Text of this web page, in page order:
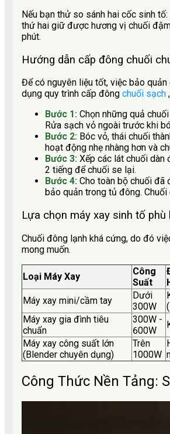
Nếu bạn thử so sánh hai cốc sinh
thứ hai giữ được hương vị chuối
phút.
Hướng dẫn cấp đông chuối
Để có nguyên liệu tốt, việc bảo quản
dụng quy trình cấp đông chuối sạch
Bước 1: Chọn những quả
Rửa sạch vỏ ngoài trước khi
Bước 2: Bóc vỏ, thái chuối
hoạt động nhẹ nhàng hơn và
Bước 3: Xếp các lát chuối dàn
2 tiếng để chuối se lại.
Bước 4: Cho toàn bộ chuối đã
bảo quản trong tủ đông.
Lựa chọn máy xay sinh tố
Chuối đông lạnh khá cứng, do đó
mong muốn.
Loại Máy Xay
Công
Suất
Máy xay mini/cầm tay
Dưới
300W
Máy xay gia đình tiêu
chuẩn
300W -
600W
Máy xay công suất lớn
(Blender chuyên dụng)
Trên
1000W
Công Thức Nền Tảng: